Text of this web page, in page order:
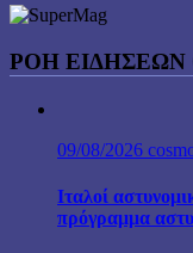
ΡΟΉ ΕΙΔΉΣΕΩΝ
09/08/2026
Ιταλοί
πρόγραμμα